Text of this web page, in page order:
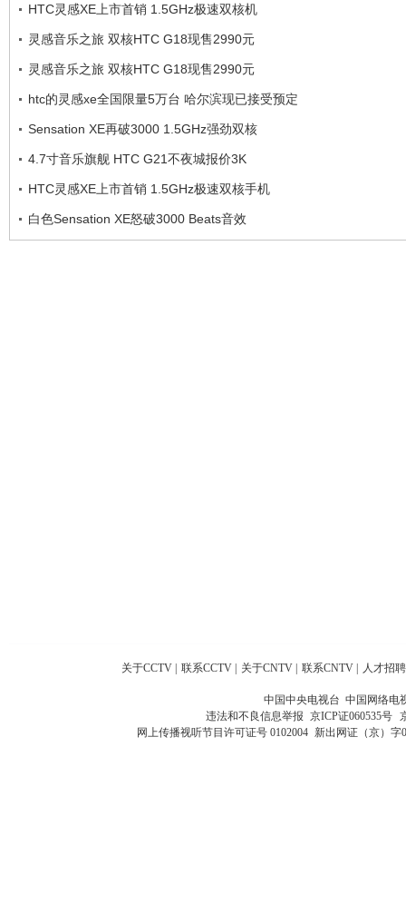
HTC灵感XE上市首销 1.5GHz极速双核机
灵感音乐之旅 双核HTC G18现售2990元
灵感音乐之旅 双核HTC G18现售2990元
htc的灵感xe全国限量5万台 哈尔滨现已接受预定
Sensation XE再破3000 1.5GHz强劲双核
4.7寸音乐旗舰 HTC G21不夜城报价3K
HTC灵感XE上市首销 1.5GHz极速双核手机
白色Sensation XE怒破3000 Beats音效
关于CCTV 联系CCTV 关于CNTV 联系CNTV 人才招聘
中国中央电视台 中国网络电
违法和不良信息举报 京ICP证060535号
网上传播视听节目许可证号 0102004 新出网证（京）